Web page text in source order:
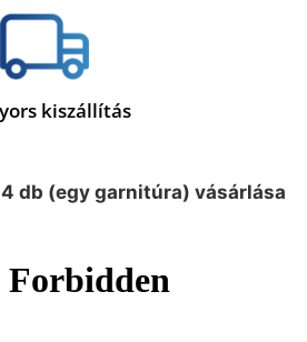
kiszállítás
db (egy garnitúra) vásárlása